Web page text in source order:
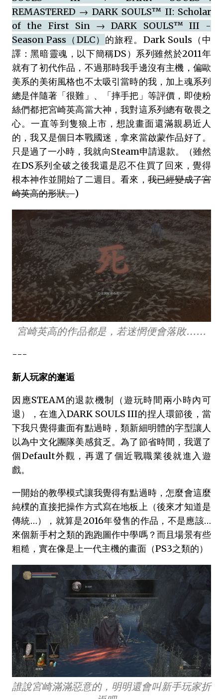
REMASTERED → DARK SOULS™ II: Scholar
of the First Sin → DARK SOULS™ III -
Season Pass（DLC） 的旅程。Dark Souls（中
譯：黑暗靈魂，以下簡稱DS）系列雖然於2011年
就有了初代作品，不過那時我手邊沒有主機，偏歐
美系的美術風格也不太吸引當時的我，加上魂系列
總是伴隨著「很難」、「摔手把」等評價，即使粉
絲們都把宮崎英高當大神，我對這系列總有敬畏之
心。一直等到隻狼上市，想說畫面還滿親易近人
的，我又是個日本戰國迷，拿來當啟蒙作品好了。
只是過了一小時，我就向Steam申請退款。（雖然
在DS系列全破之後我還是忍不住買了回來，覺得
根本神作並開始了二週目。看來，我已經變成了宮
崎英高的形狀。)
宮崎英高的作品都是，若迷惘便會落敗……
---
新人玩家的邂逅
因應STEAM的退款機制（遊玩時間兩小時內可
退），在進入DARK SOULS III的捏人環節後，當
下我只覺得畫面有點過時，類新細明體的字型讓人
以為中文化團隊美感貧乏。為了節省時間，我選了
個Default外觀，再選了個近戰職業後就進入遊
戲。
一開始的教學模式讓我覺得有點過時，怎麼會這麼
純樸的直接把操作方式寫在地板上（後來才知道是
傳統…），就算是2016年發售的作品，不是應該…
來個新手村之類的跑跑圖作中學嗎？而且場景有些
粗糙，實在像是上一代主機的畫面（PS3之類的）
誰說宮崎滿滿惡意的，明明還會叫新手玩家折